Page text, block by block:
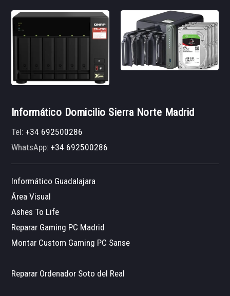
Informático Domicilio Sierra Norte Madrid
Tel:+34 692500286
WhatsApp:+34 692500286
Informático Guadalajara
Área Visual
Ashes To Life
Reparar Gaming PC Madrid
Montar Custom Gaming PC Sanse
Reparar Ordenador Soto del Real